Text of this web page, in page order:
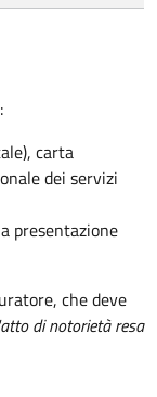
carta
dei servizi
presentazione
che deve
di notorietà resa